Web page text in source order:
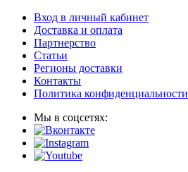
Вход в личный кабинет
Доставка и оплата
Партнерство
Статьи
Регионы доставки
Контакты
Политика конфиденциальности
Мы в соцсетях: